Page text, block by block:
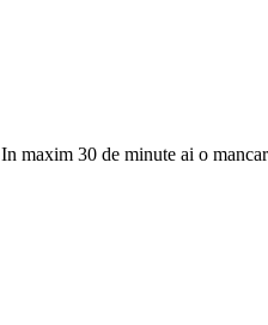
maxim 30 de minute ai o